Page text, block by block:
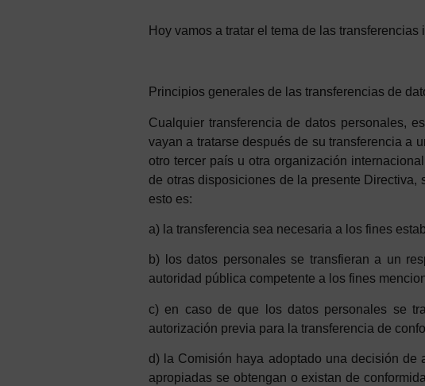
Hoy vamos a tratar el tema de las
Principios generales d e las transferencias d e dat
Cualquier transferencia de datos personales,
vayan a tratarse después de su transferencia a
otro tercer país u otra organización
de otras disposiciones de la presente
esto es:
a) la transferencia sea necesaria a los fines
b) los datos personales se transfieran a un
autoridad pública competente a los fines
c) en caso de que los datos personales se
autorización previa para la transferencia de
d) la Comisión haya adoptado una d ecisión d e
apropiadas se obtengan o existan de